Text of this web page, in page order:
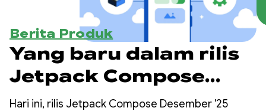
Berita Produk
Yang baru dalam rilis
Jetpack Compose
Desember '25
Hari ini, rilis Jetpack Compose Desember '25